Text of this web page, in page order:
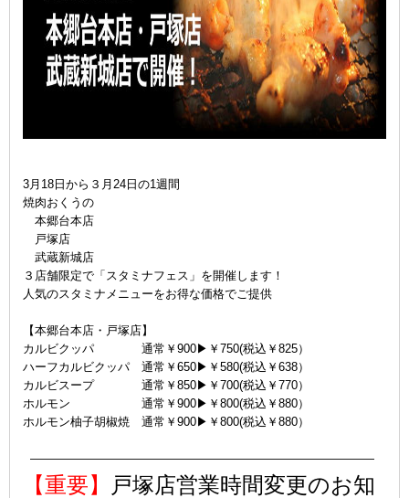
3月18日から３月24日の1週間
焼肉おくうの
本郷台本店
戸塚店
武蔵新城店
３店舗限定で「スタミナフェス」を開催します！
人気のスタミナメニューをお得な価格でご提供
【本郷台本店・戸塚店】
カルビクッパ 通常￥900▶￥750(税込￥825）
ハーフカルビクッパ 通常￥650▶￥580(税込￥638）
カルビスープ 通常￥850▶￥700(税込￥770）
ホルモン 通常￥900▶￥800(税込￥880）
ホルモン柚子胡椒焼 通常￥900▶￥800(税込￥880）
—————————————————————————————
【重要】
戸塚店営業時間変更のお知